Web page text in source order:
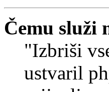
Čemu služi
"Izbriši
ustvaril